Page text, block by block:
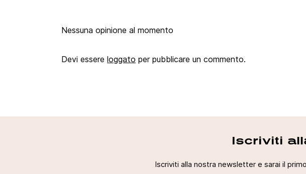
Nessuna opinione al momento
Devi essere loggato per pubblicare un commento.
Iscriviti
Iscriviti alla nostra newsletter e sarai il